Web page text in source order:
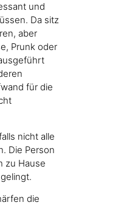
und
Da sitz
aber
Prunk oder
für die
nicht alle
Die Person
zu Hause
die